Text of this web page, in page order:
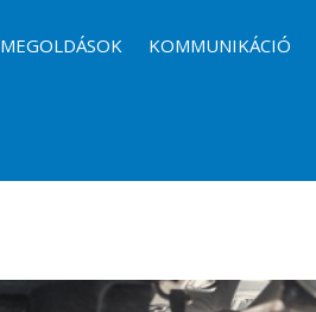
KOMMUNIKÁCIÓ